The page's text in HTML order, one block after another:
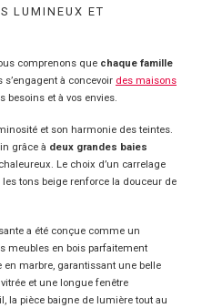
LUMINEUX ET
comprenons que chaque famille
s’engagent à concevoir des maisons
besoins et à vos envies.
et son harmonie des teintes.
grâce à deux grandes baies
Le choix d’un carrelage
tons beige renforce la douceur de
a été conçue comme un
meubles en bois parfaitement
en marbre, garantissant une belle
et une longue fenêtre
la pièce baigne de lumière tout au